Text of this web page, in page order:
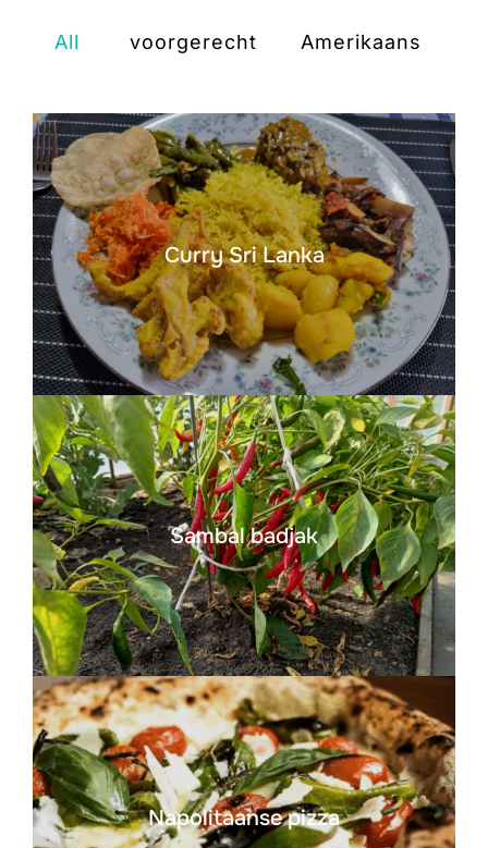
All voorgerecht Amerikaans
Curry Sri Lanka
Sambal badjak
Napolitaanse pizza